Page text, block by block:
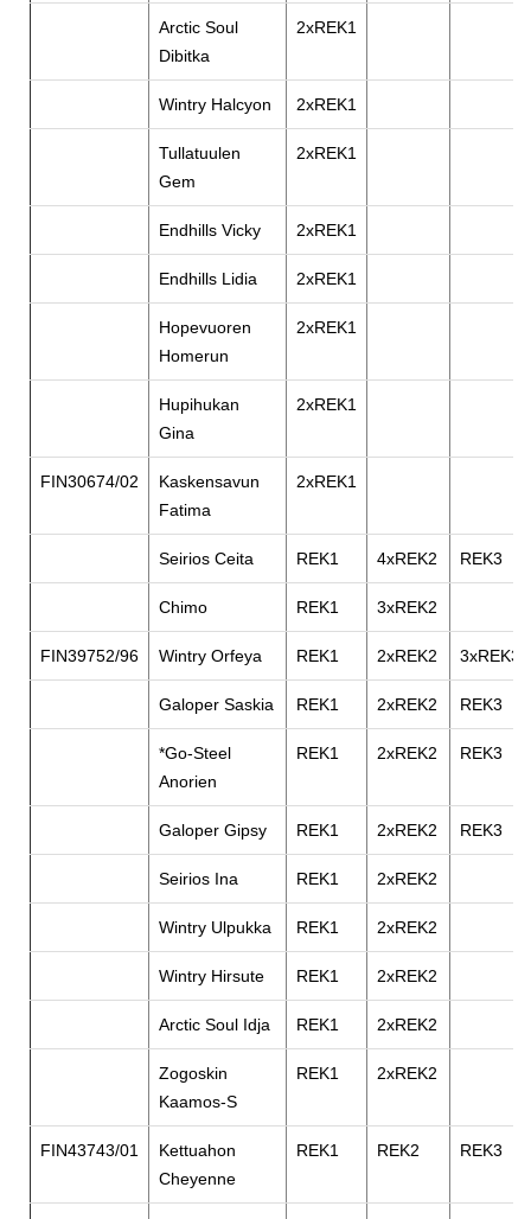
Arctic Soul
Dibitka
2xREK1
Wintry Halcyon 2xREK1
Tullatuulen
Gem
2xREK1
Endhills Vicky 2xREK1
Endhills Lidia 2xREK1
Hopevuoren
Homerun
2xREK1
Hupihukan
Gina
2xREK1
FIN30674/02
Kaskensavun
Fatima
2xREK1
Seirios Ceita REK1 4xREK2 REK3
Chimo REK1 3xREK2
FIN39752/96 Wintry Orfeya REK1 2xREK2 3xREK3
Galoper Saskia REK1 2xREK2 REK3
*Go-Steel
Anorien
REK1 2xREK2 REK3
Galoper Gipsy REK1 2xREK2 REK3
Seirios Ina REK1 2xREK2
Wintry Ulpukka REK1 2xREK2
Wintry Hirsute REK1 2xREK2
Arctic Soul Idja REK1 2xREK2
Zogoskin
Kaamos-S
REK1 2xREK2
FIN43743/01
Kettuahon
Cheyenne
REK1 REK2 REK3